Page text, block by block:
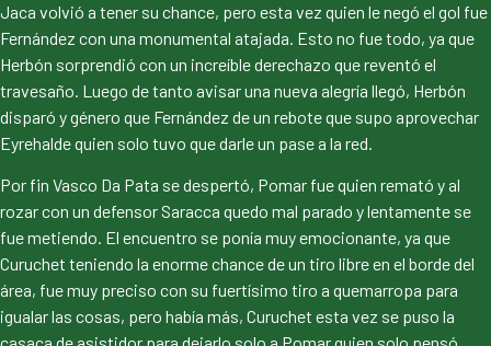
Jaca volvió a tener su chance, pero esta vez quien le negó el gol fue
Fernández con una monumental atajada. Esto no fue todo, ya que
Herbón sorprendió con un increíble derechazo que reventó el
travesaño. Luego de tanto avisar una nueva alegría llegó, Herbón
disparó y género que Fernández de un rebote que supo aprovechar
Eyrehalde quien solo tuvo que darle un pase a la red.
Por fin Vasco Da Pata se despertó, Pomar fue quien remató y al
rozar con un defensor Saracca quedo mal parado y lentamente se
fue metiendo. El encuentro se ponía muy emocionante, ya que
Curuchet teniendo la enorme chance de un tiro libre en el borde del
área, fue muy preciso con su fuertísimo tiro a quemarropa para
igualar las cosas, pero había más, Curuchet esta vez se puso la